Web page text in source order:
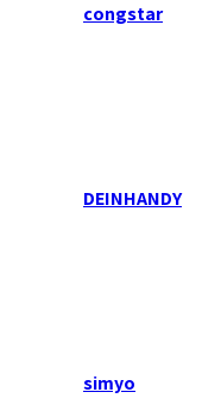
congstar
DEINHANDY
simyo